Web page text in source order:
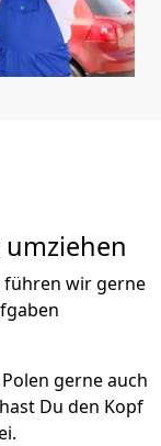
führen wir gerne
gerne auch
Du den Kopf